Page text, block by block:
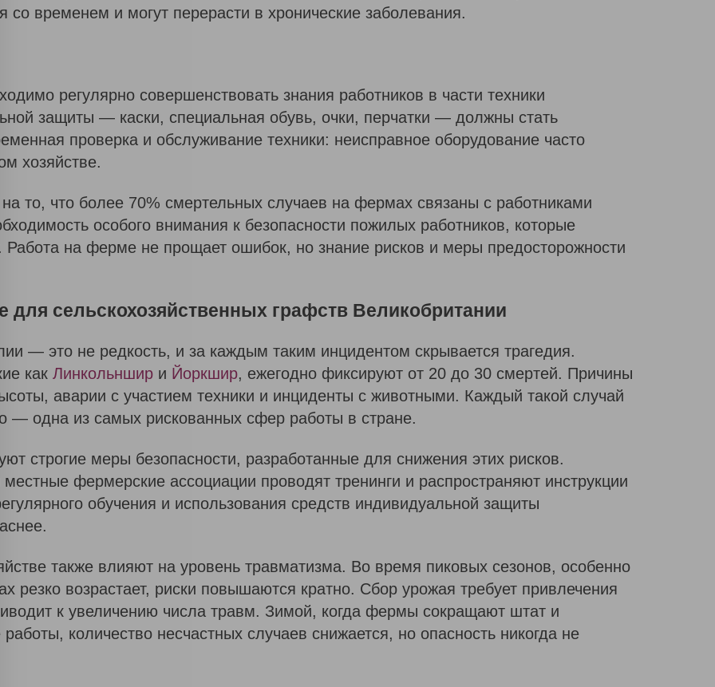
Предоставляя свои персональные данные, я
согласен с условиями политики
Политика конфиденциальности
Спасибо!
Вы
со временем и могут перерасти в хронические заболевания.
регулярно совершенствовать знания работников в части техники
защиты — каски, специальная обувь, очки, перчатки — должны стать
проверка и обслуживание техники: неисправное оборудование часто
хозяйстве.
то, что более 70% смертельных случаев на фермах связаны с работниками
особого внимания к безопасности пожилых работников, которые
Работа на ферме не прощает ошибок, но знание рисков и меры предосторожности
для сельскохозяйственных графств Великобритании
— это не редкость, и за каждым таким инцидентом скрывается трагедия.
как Линкольншир и Йоркшир, ежегодно фиксируют от 20 до 30 смертей. Причины
аварии с участием техники и инциденты с животными. Каждый такой случай
— одна из самых рискованных сфер работы в стране.
строгие меры безопасности, разработанные для снижения этих рисков.
фермерские ассоциации проводят тренинги и распространяют инструкции
обучения и использования средств индивидуальной защиты
также влияют на уровень травматизма. Во время пиковых сезонов, особенно
резко возрастает, риски повышаются кратно. Сбор урожая требует привлечения
к увеличению числа травм. Зимой, когда фермы сокращают штат и
количество несчастных случаев снижается, но опасность никогда не